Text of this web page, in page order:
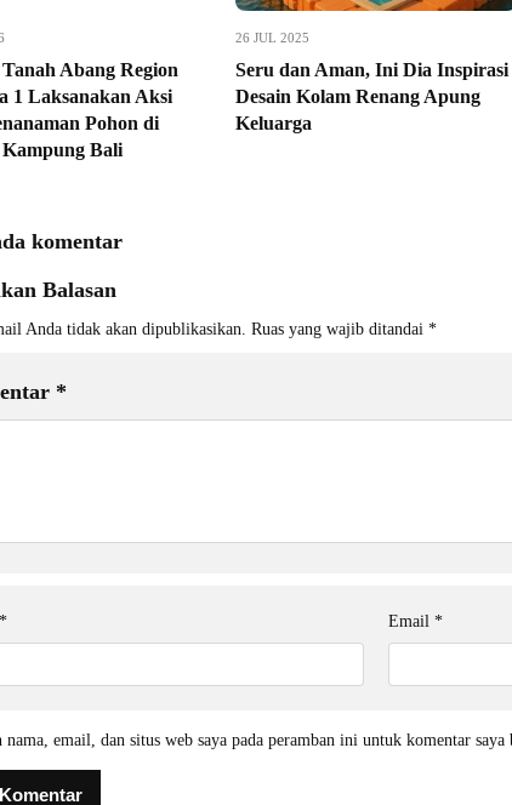
Abang Region
1 Laksanakan Aksi
Pohon di
Bali
26 JUL 2025
Seru dan Aman, Ini Dia Inspirasi
Desain Kolam Renang Apung
Keluarga
komentar
Balasan
Anda tidak akan dipublikasikan. Ruas yang wajib ditandai *
*
* Email *
nama, email, dan situs web saya pada peramban ini untuk komentar saya